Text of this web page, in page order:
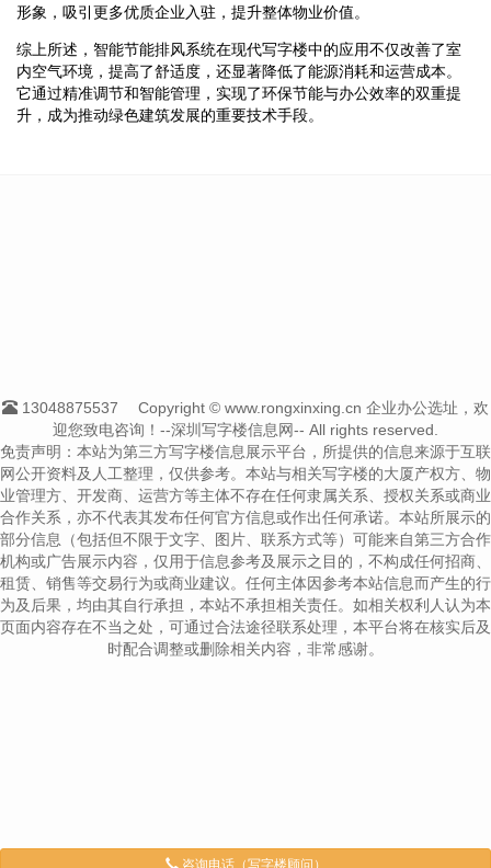
形象，吸引更多优质企业入驻，提升整体物业价值。
综上所述，智能节能排风系统在现代写字楼中的应用不仅改善了室
内空气环境，提高了舒适度，还显著降低了能源消耗和运营成本。
它通过精准调节和智能管理，实现了环保节能与办公效率的双重提
升，成为推动绿色建筑发展的重要技术手段。
13048875537
Copyright © www.rongxinxing.cn 企业办公选址，欢
迎您致电咨询！--深圳写字楼信息网-- All rights reserved.
免责声明：本站为第三方写字楼信息展示平台，所提供的信息来源于互联
网公开资料及人工整理，仅供参考。本站与相关写字楼的大厦产权方、物
业管理方、开发商、运营方等主体不存在任何隶属关系、授权关系或商业
合作关系，亦不代表其发布任何官方信息或作出任何承诺。本站所展示的
部分信息（包括但不限于文字、图片、联系方式等）可能来自第三方合作
机构或广告展示内容，仅用于信息参考及展示之目的，不构成任何招商、
租赁、销售等交易行为或商业建议。任何主体因参考本站信息而产生的行
为及后果，均由其自行承担，本站不承担相关责任。如相关权利人认为本
页面内容存在不当之处，可通过合法途径联系处理，本平台将在核实后及
时配合调整或删除相关内容，非常感谢。
咨询电话（写字楼顾问）